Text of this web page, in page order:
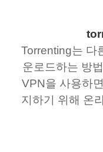
Torrenting는 다
운로드하는 방
VPN을 사용하
지하기 위해 온